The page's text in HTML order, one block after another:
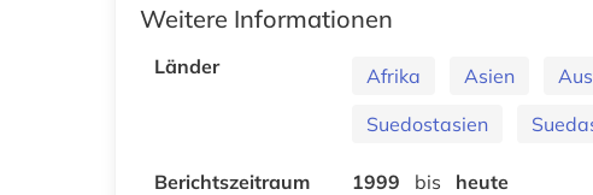
Weitere Informationen
Länder Afrika Asien
Suedostasien
Berichtszeitraum 1999 bis heute